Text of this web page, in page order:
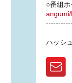
○番組ホ
ハッシ